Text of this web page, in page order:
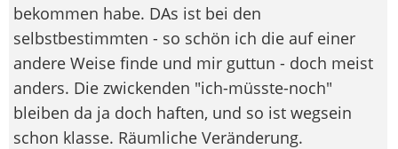
bekommen habe. DAs ist bei den
selbstbestimmten - so schön ich die auf einer
andere Weise finde und mir guttun - doch meist
anders. Die zwickenden "ich-müsste-noch"
bleiben da ja doch haften, und so ist wegsein
schon klasse. Räumliche Veränderung.